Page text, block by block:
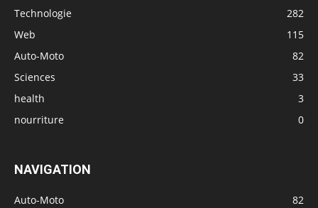
Technologie
282
Web
115
Auto-Moto
82
Sciences
33
health
3
nourriture
0
NAVIGATION
Auto-Moto
82